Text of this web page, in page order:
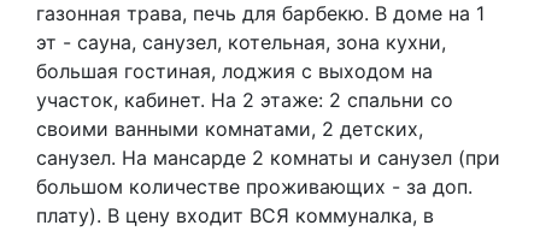
газонная трава, печь для барбекю. В доме на 1
эт - сауна, санузел, котельная, зона кухни,
большая гостиная, лоджия с выходом на
участок, кабинет. На 2 этаже: 2 спальни со
своими ванными комнатами, 2 детских,
санузел. На мансарде 2 комнаты и санузел (при
большом количестве проживающих - за доп.
плату). В цену входит ВСЯ коммуналка, в